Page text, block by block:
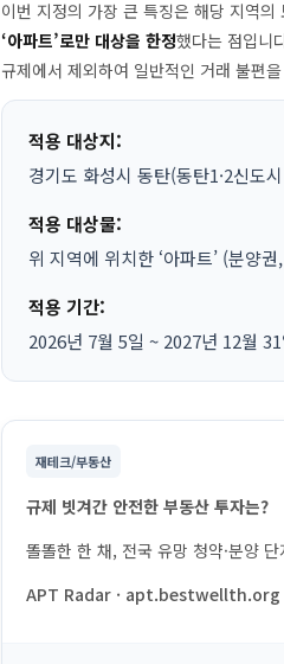
이번 지정의 가장 큰 특징은 해당 지역
‘아파트’로만 대상을 한정했다는 점입니
규제에서 제외하여 일반적인 거래 불편
적용 대상지:
경기도 화성시 동탄(동탄1·2신도
적용 대상물:
위 지역에 위치한 ‘아파트’ (분양
적용 기간:
2026년 7월 5일 ~ 2027년 12월
재테크/부동산
규제 빗겨간 안전한 부동산 투자는?
똘똘한 한 채, 전국 유망 청약·분양
APT Radar · apt.bestwellth.org